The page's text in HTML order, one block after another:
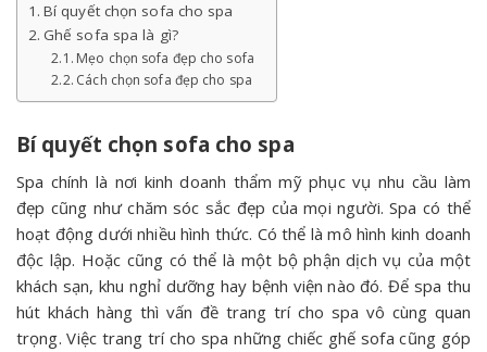
Bí quyết chọn sofa cho spa
Ghế sofa spa là gì?
Mẹo chọn sofa đẹp cho sofa
Cách chọn sofa đẹp cho spa
Bí quyết chọn sofa cho spa
Spa chính là nơi kinh doanh thẩm mỹ phục vụ nhu cầu làm
đẹp cũng như chăm sóc sắc đẹp của mọi người. Spa có thể
hoạt động dưới nhiều hình thức. Có thể là mô hình kinh doanh
độc lập. Hoặc cũng có thể là một bộ phận dịch vụ của một
khách sạn, khu nghỉ dưỡng hay bệnh viện nào đó. Để spa thu
hút khách hàng thì vấn đề trang trí cho spa vô cùng quan
trọng. Việc trang trí cho spa những chiếc ghế sofa cũng góp